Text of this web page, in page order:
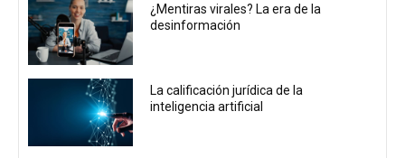
¿Mentiras virales? La era de la
desinformación
La calificación jurídica de la
inteligencia artificial